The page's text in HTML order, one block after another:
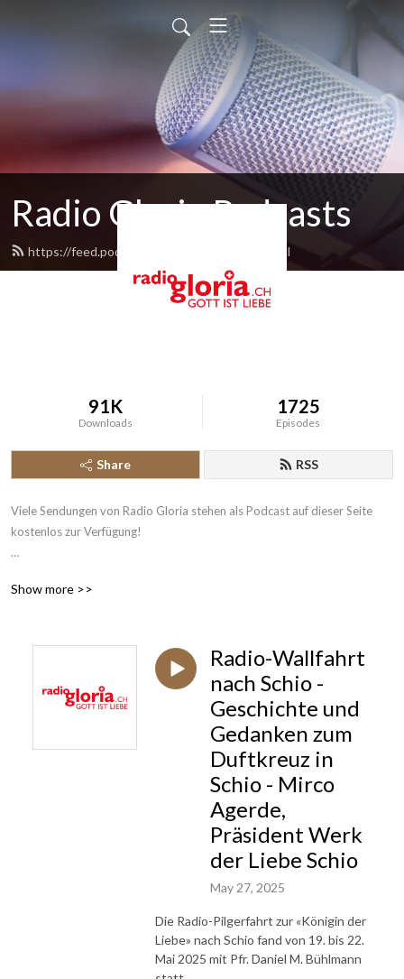
Radio Gloria Podcasts
https://feed.podbean.com/radiogloria/feed.xml
91K
Downloads
1725
Episodes
Share RSS
Viele Sendungen von Radio Gloria stehen als Podcast auf dieser Seite
kostenlos zur Verfügung!
sendet rund um die Uhr News aus Kirche und Gesellschaft, katholische
deutschsprachigen Schweiz, Swisscom TV, Internetradio und mit unserer
Gloria App einfach empfangbar.
Show more >>
Radio-Wallfahrt
nach Schio -
Geschichte und
Gedanken zum
Duftkreuz in
Schio - Mirco
Agerde,
Präsident Werk
der Liebe Schio
May 27, 2025
Die Radio-Pilgerfahrt zur «Königin der
Liebe» nach Schio fand von 19. bis 22.
Mai 2025 mit Pfr. Daniel M. Bühlmann